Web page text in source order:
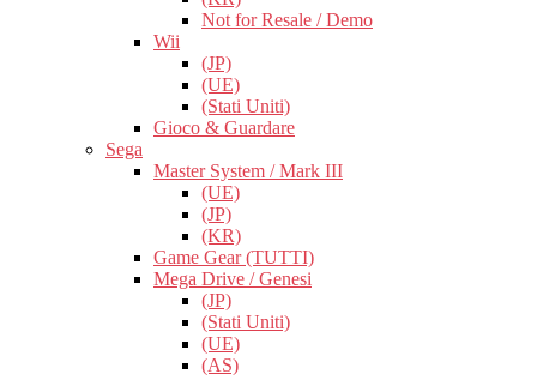
Not for Resale / Demo
Wii
(JP)
(UE)
(Stati Uniti)
Gioco & Guardare
Sega
Master System / Mark III
(UE)
(JP)
(KR)
Game Gear (TUTTI)
Mega Drive / Genesi
(JP)
(Stati Uniti)
(UE)
(AS)